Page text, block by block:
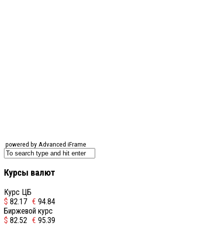
powered by Advanced iFrame
Курсы валют
Курс ЦБ
$ 82.17 € 94.84
Биржевой курс
$ 82.52 € 95.39